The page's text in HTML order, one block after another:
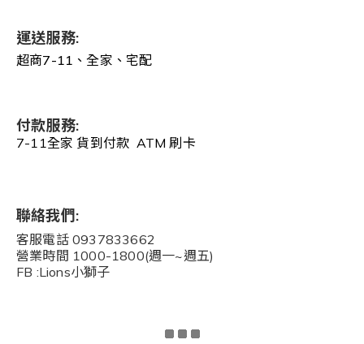
運送服務:
超商7-11、全家、宅配
付款服務:
7-11全家 貨到付款 ATM 刷卡
聯絡我們:
客服電話 0937833662
營業時間 1000-1800(週一~週五)
FB :Lions小獅子